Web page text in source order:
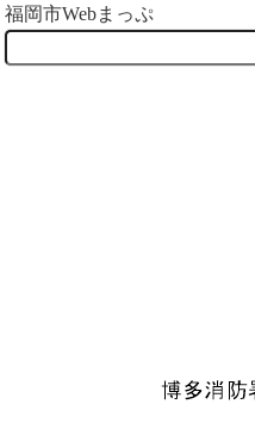
福岡市Webまっぷ